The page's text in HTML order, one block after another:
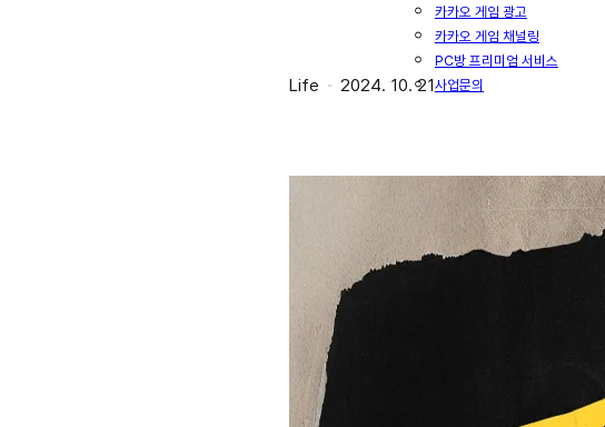
카카오 게임 광고
카카오 게임 채널링
PC방 프리미엄 서비스
사업문의
Life 2024. 10. 21